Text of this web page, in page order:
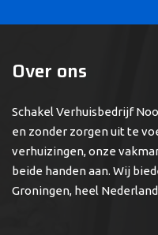
Over ons
Schakel Verhuisbedrijf
en zonder zorgen uit te
verhuizingen, onze
beide handen aan. Wij
Groningen, heel